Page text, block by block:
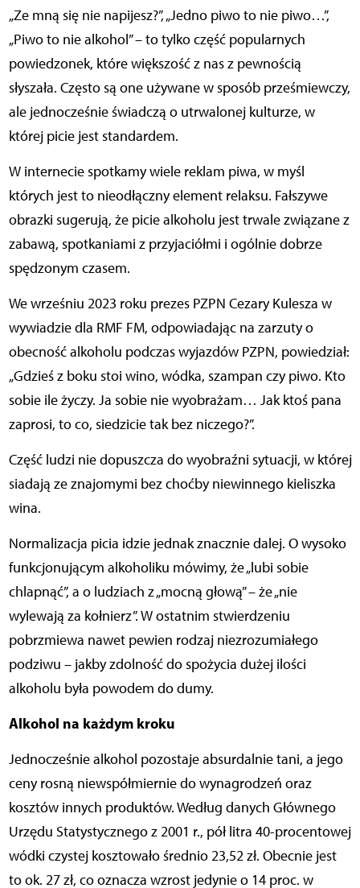
„Ze mną się nie napijesz?”, „Jedno piwo to nie piwo…”,
„Piwo to nie alkohol” – to tylko część popularnych
powiedzonek, które większość z nas z pewnością
słyszała. Często są one używane w sposób prześmiewczy,
ale jednocześnie świadczą o utrwalonej kulturze, w
której picie jest standardem.
W internecie spotkamy wiele reklam piwa, w myśl
których jest to nieodłączny element relaksu. Fałszywe
obrazki sugerują, że picie alkoholu jest trwale związane z
zabawą, spotkaniami z przyjaciółmi i ogólnie dobrze
spędzonym czasem.
We wrześniu 2023 roku prezes PZPN Cezary Kulesza w
wywiadzie dla RMF FM, odpowiadając na zarzuty o
obecność alkoholu podczas wyjazdów PZPN, powiedział:
„Gdzieś z boku stoi wino, wódka, szampan czy piwo. Kto
sobie ile życzy. Ja sobie nie wyobrażam… Jak ktoś pana
zaprosi, to co, siedzicie tak bez niczego?”.
Część ludzi nie dopuszcza do wyobraźni sytuacji, w której
siadają ze znajomymi bez choćby niewinnego kieliszka
wina.
Normalizacja picia idzie jednak znacznie dalej. O wysoko
funkcjonującym alkoholiku mówimy, że „lubi sobie
chlapnąć”, a o ludziach z „mocną głową” – że „nie
wylewają za kołnierz”. W ostatnim stwierdzeniu
pobrzmiewa nawet pewien rodzaj niezrozumiałego
podziwu – jakby zdolność do spożycia dużej ilości
alkoholu była powodem do dumy.
Alkohol na każdym kroku
Jednocześnie alkohol pozostaje absurdalnie tani, a jego
ceny rosną niewspółmiernie do wynagrodzeń oraz
kosztów innych produktów. Według danych Głównego
Urzędu Statystycznego z 2001 r., pół litra 40-procentowej
wódki czystej kosztowało średnio 23,52 zł. Obecnie jest
to ok. 27 zł, co oznacza wzrost jedynie o 14 proc. w